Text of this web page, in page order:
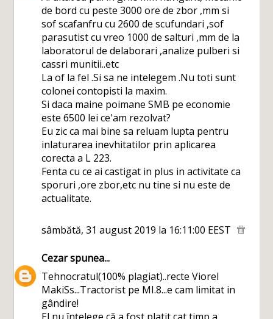
de bord cu peste 3000 ore de zbor ,mm si
sof scafanfru cu 2600 de scufundari ,sof
parasutist cu vreo 1000 de salturi ,mm de la
laboratorul de delaborari ,analize pulberi si
cassri munitii..etc
La of la fel .Si sa ne intelegem .Nu toti sunt
colonei contopisti la maxim.
Si daca maine poimane SMB pe economie
este 6500 lei ce'am rezolvat?
Eu zic ca mai bine sa reluam lupta pentru
inlaturarea inevhitatilor prin aplicarea
corecta a L 223.
Fenta cu ce ai castigat in plus in activitate ca
sporuri ,ore zbor,etc nu tine si nu este de
actualitate.
sâmbătă, 31 august 2019 la 16:11:00 EEST
Cezarspunea...
Tehnocratul(100% plagiat)..recte Viorel
MakiSs...Tractorist pe MI.8...e cam limitat in
gândire!